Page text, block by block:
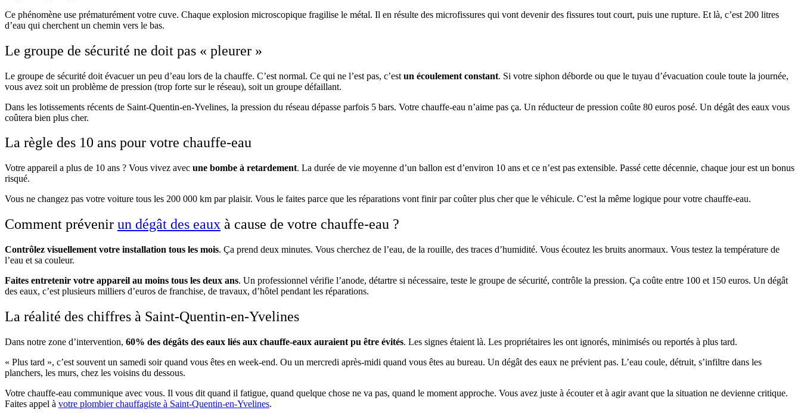
Ce phénomène use prématurément votre cuve. Chaque explosion microscopique fragilise le métal. Il en résulte des microfissures qui vont devenir des fissures tout court, puis une rupture. Et là, c’est 200 litres
d’eau qui cherchent un chemin vers le bas.
Le groupe de sécurité ne doit pas « pleurer »
Le groupe de sécurité doit évacuer un peu d’eau lors de la chauffe. C’est normal. Ce qui ne l’est pas, c’est un écoulement constant. Si votre siphon déborde ou que le tuyau d’évacuation coule toute la journée,
vous avez soit un problème de pression (trop forte sur le réseau), soit un groupe défaillant.
Dans les lotissements récents de Saint-Quentin-en-Yvelines, la pression du réseau dépasse parfois 5 bars. Votre chauffe-eau n’aime pas ça. Un réducteur de pression coûte 80 euros posé. Un dégât des eaux vous
coûtera bien plus cher.
La règle des 10 ans pour votre chauffe-eau
Votre appareil a plus de 10 ans ? Vous vivez avec une bombe à retardement. La durée de vie moyenne d’un ballon est d’environ 10 ans et ce n’est pas extensible. Passé cette décennie, chaque jour est un bonus
risqué.
Vous ne changez pas votre voiture tous les 200 000 km par plaisir. Vous le faites parce que les réparations vont finir par coûter plus cher que le véhicule. C’est la même logique pour votre chauffe-eau.
Comment prévenir un dégât des eaux à cause de votre chauffe-eau ?
Contrôlez visuellement votre installation tous les mois. Ça prend deux minutes. Vous cherchez de l’eau, de la rouille, des traces d’humidité. Vous écoutez les bruits anormaux. Vous testez la température de
l’eau et sa couleur.
Faites entretenir votre appareil au moins tous les deux ans. Un professionnel vérifie l’anode, détartre si nécessaire, teste le groupe de sécurité, contrôle la pression. Ça coûte entre 100 et 150 euros. Un dégât
des eaux, c’est plusieurs milliers d’euros de franchise, de travaux, d’hôtel pendant les réparations.
La réalité des chiffres à Saint-Quentin-en-Yvelines
Dans notre zone d’intervention, 60% des dégâts des eaux liés aux chauffe-eaux auraient pu être évités. Les signes étaient là. Les propriétaires les ont ignorés, minimisés ou reportés à plus tard.
« Plus tard », c’est souvent un samedi soir quand vous êtes en week-end. Ou un mercredi après-midi quand vous êtes au bureau. Un dégât des eaux ne prévient pas. L’eau coule, détruit, s’infiltre dans les
planchers, les murs, chez les voisins du dessous.
Votre chauffe-eau communique avec vous. Il vous dit quand il fatigue, quand quelque chose ne va pas, quand le moment approche. Vous avez juste à écouter et à agir avant que la situation ne devienne critique.
Faites appel à votre plombier chauffagiste à Saint-Quentin-en-Yvelines.